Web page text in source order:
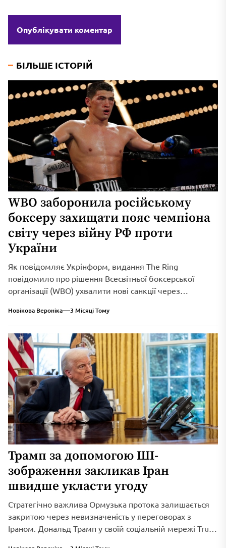
БІЛЬШЕ ІСТОРІЙ
WBO заборонила російському
боксеру захищати пояс чемпіона
світу через війну РФ проти
України
Як повідомляє Укрінформ, видання The Ring
повідомило про рішення Всесвітньої боксерської
організації (WBO) ухвалити нові санкції через
Новікова Вероніка 3 Місяці Тому
Трамп за допомогою ШІ-
зображення закликав Іран
швидше укласти угоду
Стратегічно важлива Ормузька протока залишається
закритою через невизначеність у переговорах з
Іраном. Дональд Трамп у своїй соціальній мережі Truth